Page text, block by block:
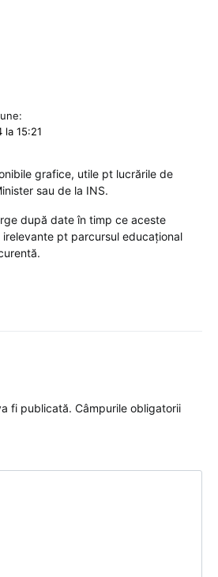
la 15:21
grafice, utile pt lucrările de
sau de la INS.
după date în timp ce aceste
irelevante pt parcursul educațional
fi publicată. Câmpurile obligatorii